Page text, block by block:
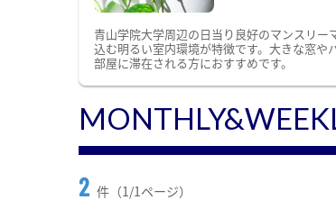
青山学院大学周辺の日当り良好のマンスリ
込む明るい室内環境が特徴です。大きな窓や
部屋に滞在される方におすすめです。
2 件（1/1ページ）